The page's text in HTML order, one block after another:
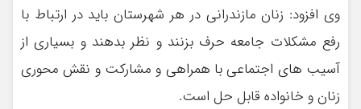
وی افزود: زنان مازندرانی در هر شهرستان باید در ارتباط با
رفع مشکلات جامعه حرف بزنند و نظر بدهند و بسیاری از
آسیب های اجتماعی با همراهی و مشارکت و نقش محوری
زنان و خانواده قابل حل است.